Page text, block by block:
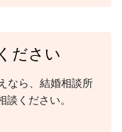
ださい
なら、結婚相談所
談ください。